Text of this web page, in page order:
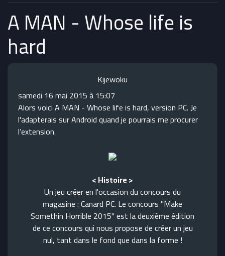
A MAN - Whose life is
hard
Kijewoku
samedi 16 mai 2015 à 15:07
Alors voici A MAN - Whose life is hard, version PC. Je
l'adapterais sur Android quand je pourrais me procurer
l’extension.
< Histoire >
Un jeu créer en l'occasion du concours du
magasine : Canard PC. Le concours "Make
Somethin Horrible 2015" est la deuxième édition
de ce concours qui nous propose de créer un jeu
nul, tant dans le fond que dans la forme !